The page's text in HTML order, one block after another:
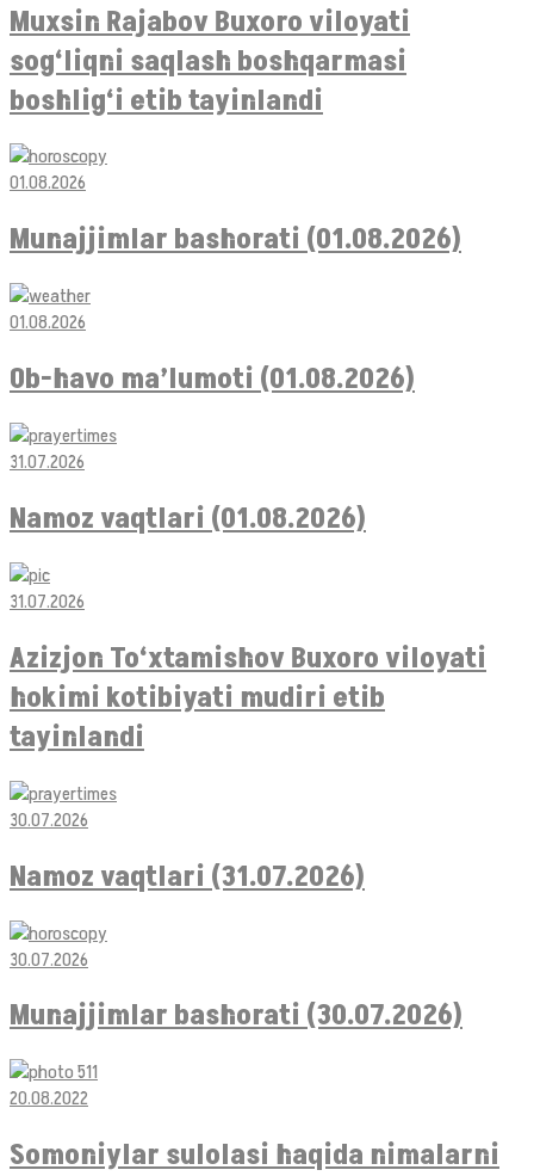
Muxsin Rajabov Buxoro viloyati
sog‘liqni saqlash boshqarmasi
boshlig‘i etib tayinlandi
01.08.2026
Munajjimlar bashorati (01.08.2026)
01.08.2026
Ob-havo ma’lumoti (01.08.2026)
31.07.2026
Namoz vaqtlari (01.08.2026)
31.07.2026
Azizjon To‘xtamishov Buxoro viloyati
hokimi kotibiyati mudiri etib
tayinlandi
30.07.2026
Namoz vaqtlari (31.07.2026)
30.07.2026
Munajjimlar bashorati (30.07.2026)
20.08.2022
Somoniylar sulolasi haqida nimalarni